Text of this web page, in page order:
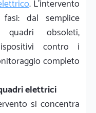
. L'intervento
dal semplice
obsoleti,
contro i
completo
elettrici
si concentra